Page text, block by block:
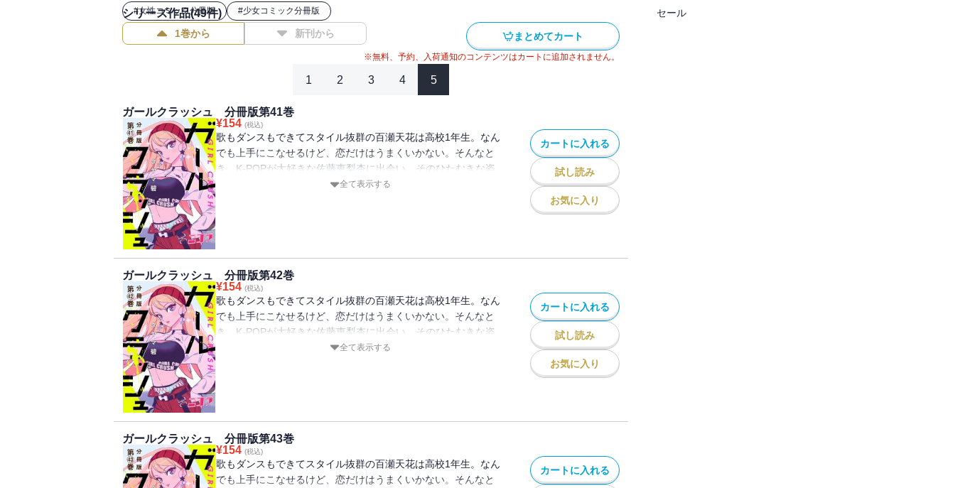
#女性コミック分冊版 #少女コミック分冊版
シリーズ作品(49件)
1巻から 新刊から まとめてカート
※無料、予約、入荷通知のコンテンツはカートに追加されません。
1 2 3 4 5
ガールクラッシュ 分冊版第41巻
¥154 (税込)
歌もダンスもできてスタイル抜群の百瀬天花は高校1年生。なん
でも上手にこなせるけど、恋だけはうまくいかない。そんなと
き、K-POPが大好きな佐藤恵梨杏に出会い、そのひたむきな姿
に目がくらんで――。少女たちの青春は、K-POPアイドルの夢
全て表示する
カートに入れる
試し読み
お気に入り
ガールクラッシュ 分冊版第42巻
¥154 (税込)
歌もダンスもできてスタイル抜群の百瀬天花は高校1年生。なん
でも上手にこなせるけど、恋だけはうまくいかない。そんなと
き、K-POPが大好きな佐藤恵梨杏に出会い、そのひたむきな姿
に目がくらんで――。少女たちの青春は、K-POPアイドルの夢
全て表示する
カートに入れる
試し読み
お気に入り
ガールクラッシュ 分冊版第43巻
¥154 (税込)
歌もダンスもできてスタイル抜群の百瀬天花は高校1年生。なん
でも上手にこなせるけど、恋だけはうまくいかない。そんなと
カートに入れる
セール